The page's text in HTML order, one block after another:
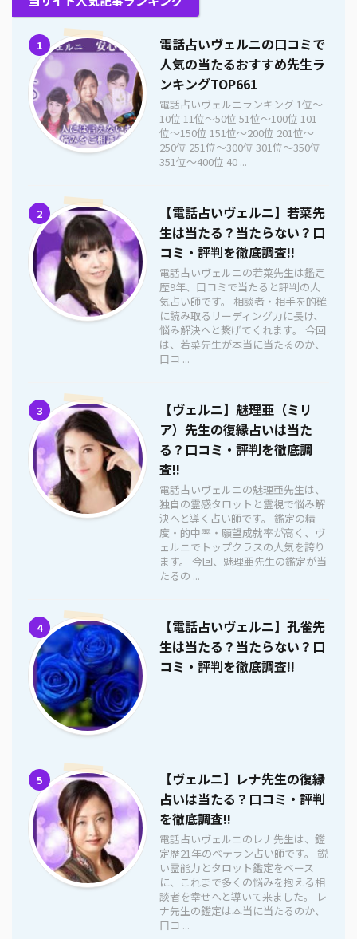
1
電話占いヴェルニの口コミで
人気の当たるおすすめ先生ラ
ンキングTOP661
電話占いヴェルニランキング 1位〜
10位 11位〜50位 51位〜100位 101
位〜150位 151位〜200位 201位〜
250位 251位〜300位 301位〜350位
351位〜400位 40 ...
2
【電話占いヴェルニ】若菜先
生は当たる？当たらない？口
コミ・評判を徹底調査!!
電話占いヴェルニの若菜先生は鑑定
歴9年、口コミで当たると評判の人
気占い師です。 相談者・相手を的確
に読み取るリーディング力に長け、
悩み解決へと繋げてくれます。 今回
は、若菜先生が本当に当たるのか、
口コ ...
3
【ヴェルニ】魅理亜（ミリ
ア）先生の復縁占いは当た
る？口コミ・評判を徹底調
査!!
電話占いヴェルニの魅理亜先生は、
独自の霊感タロットと霊視で悩み解
決へと導く占い師です。 鑑定の精
度・的中率・願望成就率が高く、ヴ
ェルニでトップクラスの人気を誇り
ます。 今回、魅理亜先生の鑑定が当
たるの ...
4
【電話占いヴェルニ】孔雀先
生は当たる？当たらない？口
コミ・評判を徹底調査!!
5
【ヴェルニ】レナ先生の復縁
占いは当たる？口コミ・評判
を徹底調査!!
電話占いヴェルニのレナ先生は、鑑
定歴21年のベテラン占い師です。 鋭
い霊能力とタロット鑑定をベース
に、これまで多くの悩みを抱える相
談者を幸せへと導いて来ました。 レ
ナ先生の鑑定は本当に当たるのか、
口コ ...